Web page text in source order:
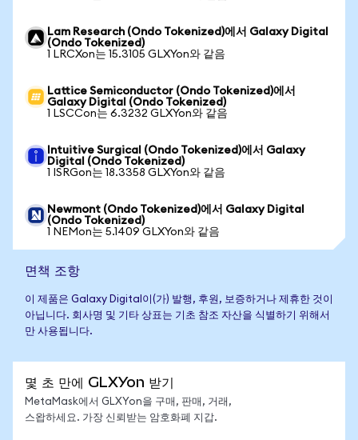
Lam Research (Ondo Tokenized)에서 Galaxy Digital
(Ondo Tokenized)
1 LRCXon는 15.3105 GLXYon와 같음
Lattice Semiconductor (Ondo Tokenized)에서
Galaxy Digital (Ondo Tokenized)
1 LSCCon는 6.3232 GLXYon와 같음
Intuitive Surgical (Ondo Tokenized)에서 Galaxy
Digital (Ondo Tokenized)
1 ISRGon는 18.3358 GLXYon와 같음
Newmont (Ondo Tokenized)에서 Galaxy Digital
(Ondo Tokenized)
1 NEMon는 5.1409 GLXYon와 같음
면책 조항
이 제품은 Galaxy Digital이(가) 발행, 후원, 보증하거나 제휴한 것이
아닙니다. 회사명 및 기타 상표는 기초 참조 자산을 식별하기 위해서
만 사용됩니다.
몇 초 만에 GLXYon 받기
MetaMask에서 GLXYon을 구매, 판매, 거래,
스왑하세요. 가장 신뢰받는 암호화폐 지갑.